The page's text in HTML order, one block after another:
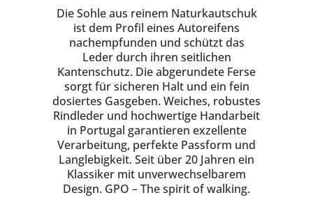
Die Sohle aus reinem Naturkautschuk
ist dem Profil eines Autoreifens
nachempfunden und schützt das
Leder durch ihren seitlichen
Kantenschutz. Die abgerundete Ferse
sorgt für sicheren Halt und ein fein
dosiertes Gasgeben. Weiches, robustes
Rindleder und hochwertige Handarbeit
in Portugal garantieren exzellente
Verarbeitung, perfekte Passform und
Langlebigkeit. Seit über 20 Jahren ein
Klassiker mit unverwechselbarem
Design. GPO – The spirit of walking.